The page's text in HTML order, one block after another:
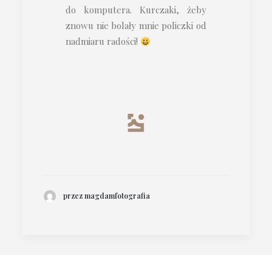
do komputera. Kurczaki, żeby
znowu nie bolały mnie policzki od
nadmiaru radości!
przez magdamfotografia